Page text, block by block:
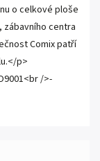
o celkové ploše
zábavního centra
Comix patří
p>
/>-